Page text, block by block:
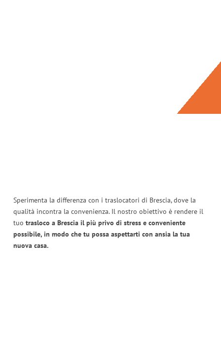
Sperimenta la differenza con i traslocatori di Brescia, dove la
qualità incontra la convenienza. Il nostro obiettivo è rendere il
tuo trasloco a Brescia il più privo di stress e conveniente
possibile, in modo che tu possa aspettarti con ansia la tua
nuova casa.